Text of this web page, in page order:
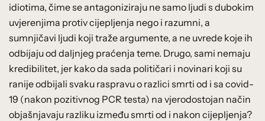
idiotima, čime se antagoniziraju ne samo ljudi s dubokim
uvjerenjima protiv cijepljenja nego i razumni, a
sumnjičavi ljudi koji traže argumente, a ne uvrede koje ih
odbijaju od daljnjeg praćenja teme. Drugo, sami nemaju
kredibilitet, jer kako da sada političari i novinari koji su
ranije odbijali svaku raspravu o razlici smrti od i sa covid-
19 (nakon pozitivnog PCR testa) na vjerodostojan način
objašnjavaju razliku između smrti od i nakon cijepljenja?